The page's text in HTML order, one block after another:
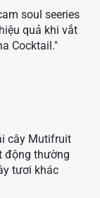
soul seeries
quả khi vắt
Cocktail."
cây Mutifruit
động thường
tươi khác